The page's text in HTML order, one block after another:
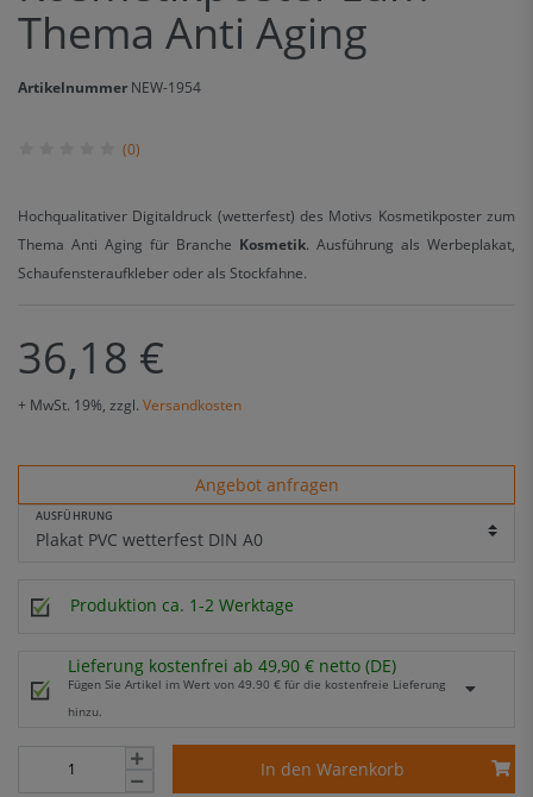
Thema Anti Aging
Artikelnummer NEW-1954
(0)
Hochqualitativer Digitaldruck (wetterfest) des Motivs Kosmetikposter zum
Thema Anti Aging für Branche Kosmetik. Ausführung als Werbeplakat,
Schaufensteraufkleber oder als Stockfahne.
36,18 €
+ MwSt. 19%, zzgl. Versandkosten
Angebot anfragen
AUSFÜHRUNG
Produktion ca. 1-2 Werktage
Lieferung kostenfrei ab 49,90 € netto (DE)
Fügen Sie Artikel im Wert von 49.90 € für die kostenfreie Lieferung
hinzu.
In den Warenkorb